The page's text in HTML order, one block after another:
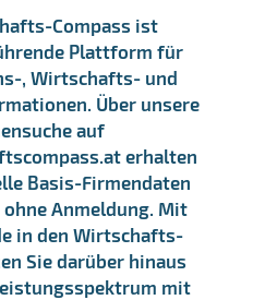
Compass ist
Plattform für
, Wirtschafts- und
Über unsere
auf
erhalten
Basis-Firmendaten
Anmeldung. Mit
in den Wirtschafts-
Sie darüber hinaus
mit